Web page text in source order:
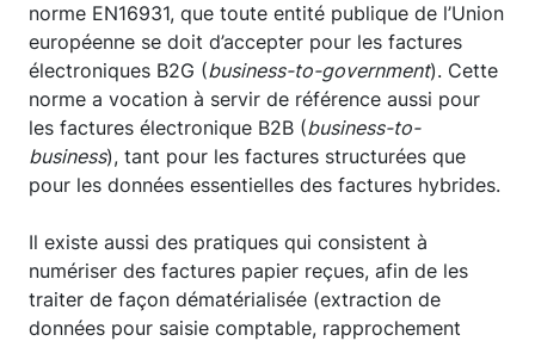
norme EN16931, que toute entité publique de l’Union
européenne se doit d’accepter pour les factures
électroniques B2G (business-to-government). Cette
norme a vocation à servir de référence aussi pour
les factures électronique B2B (business-to-
business), tant pour les factures structurées que
pour les données essentielles des factures hybrides.
Il existe aussi des pratiques qui consistent à
numériser des factures papier reçues, afin de les
traiter de façon dématérialisée (extraction de
données pour saisie comptable, rapprochement